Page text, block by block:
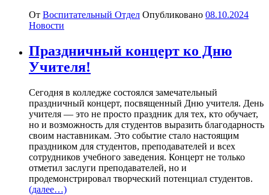
От Воспитательный Отдел Опубликовано 08.10.2024
Новости
Праздничный концерт ко Дню
Учителя!
Сегодня в колледже состоялся замечательный
праздничный концерт, посвященный Дню учителя. День
учителя — это не просто праздник для тех, кто обучает,
но и возможность для студентов выразить благодарность
своим наставникам. Это событие стало настоящим
праздником для студентов, преподавателей и всех
сотрудников учебного заведения. Концерт не только
отметил заслуги преподавателей, но и
продемонстрировал творческий потенциал студентов.
(далее…)